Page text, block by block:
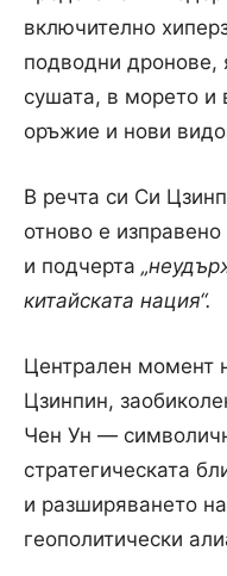
включително
подводни дронове,
сушата, в морето и
оръжие и нови
В речта си Си
отново е
и подчерта
китайската нация“.
Централен момент
Цзинпин,
Чен Ун —
стратегическата
и разширяването
геополитически